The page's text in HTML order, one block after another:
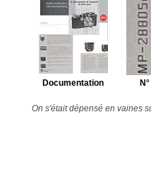
Documentation
On s'était dépensé en vaines